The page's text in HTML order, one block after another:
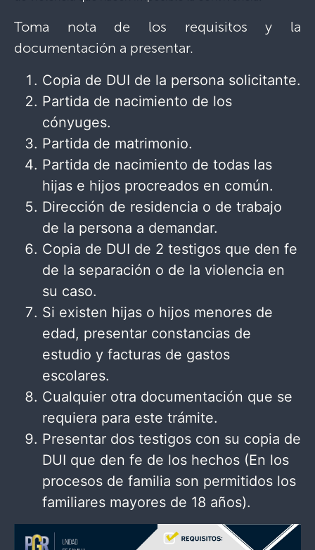
Toma nota de los requisitos y la
documentación a presentar.
Copia de DUI de la persona solicitante.
Partida de nacimiento de los
cónyuges.
Partida de matrimonio.
Partida de nacimiento de todas las
hijas e hijos procreados en común.
Dirección de residencia o de trabajo
de la persona a demandar.
Copia de DUI de 2 testigos que den fe
de la separación o de la violencia en
su caso.
Si existen hijas o hijos menores de
edad, presentar constancias de
estudio y facturas de gastos
escolares.
Cualquier otra documentación que se
requiera para este trámite.
Presentar dos testigos con su copia de
DUI que den fe de los hechos (En los
procesos de familia son permitidos los
familiares mayores de 18 años).